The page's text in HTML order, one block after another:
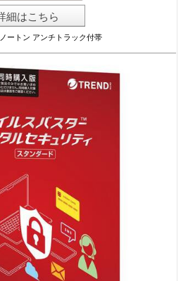
細はこちら
ートン アンチトラック付帯